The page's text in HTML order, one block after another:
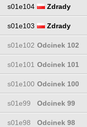
s01e104 Zdrady
s01e103 Zdrady
s01e102 Odcinek 102
s01e101 Odcinek 101
s01e100 Odcinek 100
s01e99 Odcinek 99
s01e98 Odcinek 98